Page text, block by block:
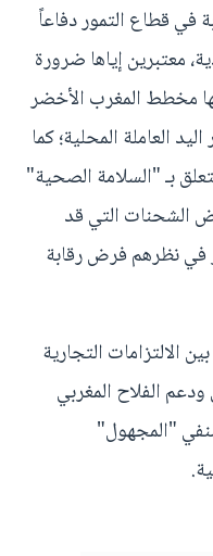
في قطاع التمور دفاعاً
معتبرين إياها ضرورة
مخطط المغرب الأخضر
العاملة المحلية؛ كما
بـ "السلامة الصحية"
الشحنات التي قد
في نظرهم فرض رقابة
الالتزامات التجارية
ودعم الفلاح المغربي
"المجهول"